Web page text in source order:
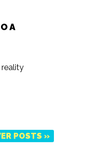
A
reality
POSTS »